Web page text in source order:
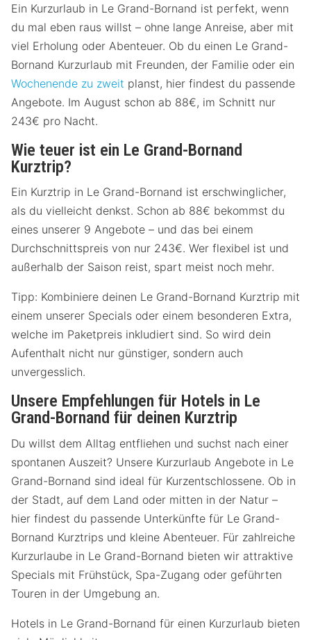
Ein Kurzurlaub in Le Grand-Bornand ist perfekt, wenn
du mal eben raus willst – ohne lange Anreise, aber mit
viel Erholung oder Abenteuer. Ob du einen Le Grand-
Bornand Kurzurlaub mit Freunden, der Familie oder ein
Wochenende zu zweit planst, hier findest du passende
Angebote. Im August schon ab 88€, im Schnitt nur
243€ pro Nacht.
Wie teuer ist ein Le Grand-Bornand
Kurztrip?
Ein Kurztrip in Le Grand-Bornand ist erschwinglicher,
als du vielleicht denkst. Schon ab 88€ bekommst du
eines unserer 9 Angebote – und das bei einem
Durchschnittspreis von nur 243€. Wer flexibel ist und
außerhalb der Saison reist, spart meist noch mehr.
Tipp: Kombiniere deinen Le Grand-Bornand Kurztrip mit
einem unserer Specials oder einem besonderen Extra,
welche im Paketpreis inkludiert sind. So wird dein
Aufenthalt nicht nur günstiger, sondern auch
unvergesslich.
Unsere Empfehlungen für Hotels in Le
Grand-Bornand für deinen Kurztrip
Du willst dem Alltag entfliehen und suchst nach einer
spontanen Auszeit? Unsere Kurzurlaub Angebote in Le
Grand-Bornand sind ideal für Kurzentschlossene. Ob in
der Stadt, auf dem Land oder mitten in der Natur –
hier findest du passende Unterkünfte für Le Grand-
Bornand Kurztrips und kleine Abenteuer. Für zahlreiche
Kurzurlaube in Le Grand-Bornand bieten wir attraktive
Specials mit Frühstück, Spa-Zugang oder geführten
Touren in der Umgebung an.
Hotels in Le Grand-Bornand für einen Kurzurlaub bieten